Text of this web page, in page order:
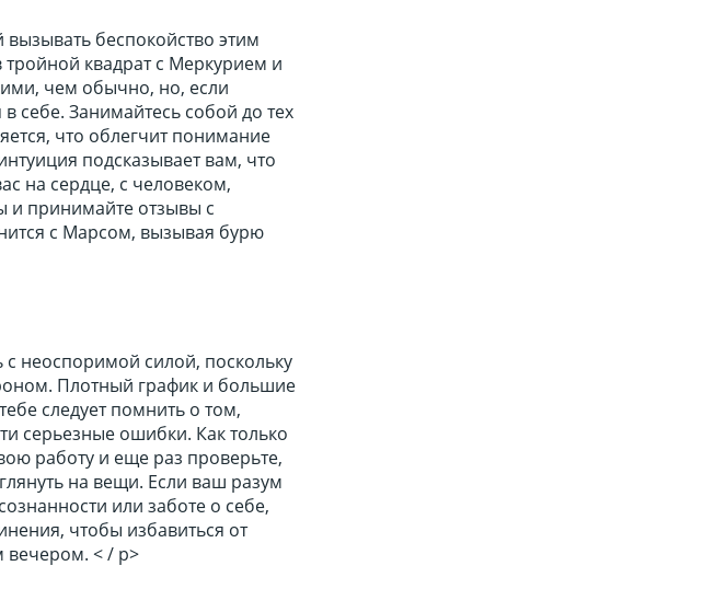
вызывать беспокойство этим
тройной квадрат с Меркурием и
чем обычно, но, если
себе. Занимайтесь собой до тех
что облегчит понимание
подсказывает вам, что
на сердце, с человеком,
и принимайте отзывы с
с Марсом, вызывая бурю
с неоспоримой силой, поскольку
Плотный график и большие
следует помнить о том,
серьезные ошибки. Как только
работу и еще раз проверьте,
на вещи. Если ваш разум
или заботе о себе,
чтобы избавиться от
вечером. < / p>